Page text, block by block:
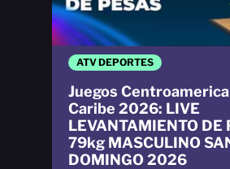
ATV DEPORTES
Juegos
Caribe 2026: LIVE
LEVANTAMIENTO DE
79kg MASCULINO
DOMINGO 2026